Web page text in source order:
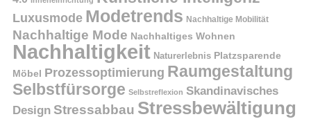
Luxusmode Modetrends Nachhaltige Mobilität
Nachhaltige Mode Nachhaltiges Wohnen
Nachhaltigkeit Naturerlebnis Platzsparende
Möbel
Prozessoptimierung Raumgestaltung
Selbstfürsorge Selbstreflexion Skandinavisches
Design Stressabbau Stressbewältigung